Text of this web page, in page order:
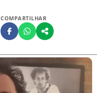
COMPARTILHAR